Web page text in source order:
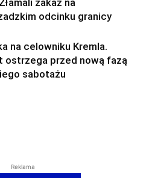
zakaz na
odcinku granicy
na celowniku Kremla.
ostrzega przed nową fazą
sabotażu
Reklama